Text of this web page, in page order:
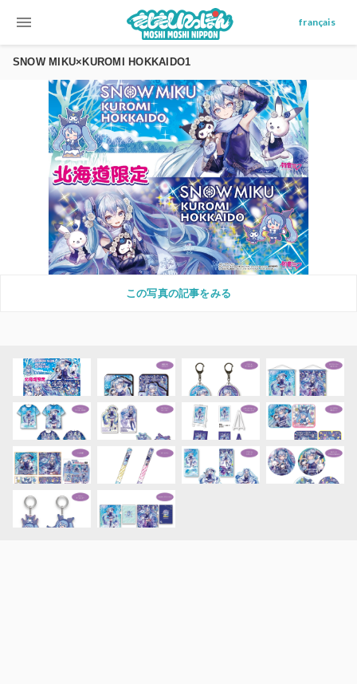
menu français
SNOW MIKU×KUROMI HOKKAIDO1
この写真の記事をみる